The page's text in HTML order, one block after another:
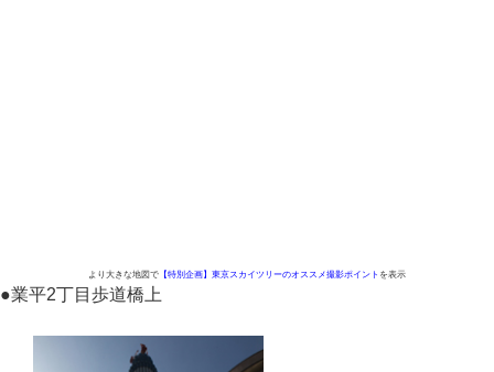
より大きな地図で 【特別企画】東京スカイツリーのオススメ撮影ポイント を表示
●業平2丁目歩道橋上